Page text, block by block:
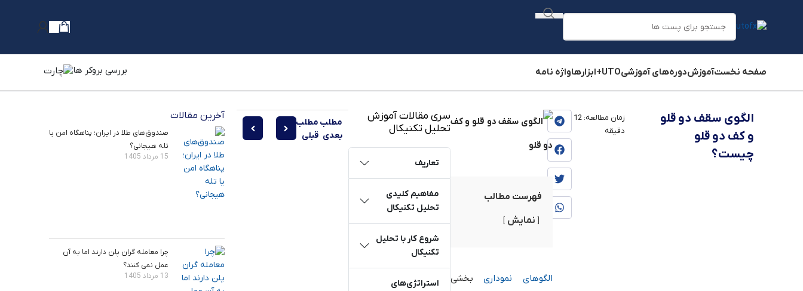
صفحه نخستآموزشدوره‌های آموزشیUTO+ ابزارهاواژه نامه بررسی بروکر ها
بلاگ »آموزش »آموزش تحلیل تکنیکال »آموزش تکنیکال کلاسیک
الگوی سقف دو قلو
و کف دو قلو
چیست؟
زمان مطالعه: 12
دقیقه
فهرست مطالب
نمایش
الگوهای نموداریبخشی
سری مقالات آموزش
تحلیل تکنیکال
تعاریف
مفاهیم کلیدی
تحلیل تکنیکال
شروع کار با تحلیل
تکنیکال
استراتژی‌های
مطلب
بعدی
مطلب
قبلی
گپ چیست و چگونه به وسیله آن معامله کنیم؟
الگوی کف و سقف سه‌ قلو چیست؟
آخرین مقالات
صندوق‌های طلا در ایران؛ پناهگاه امن یا
تله هیجانی؟
15 مرداد 1405
چرا معامله ‌گران پلن دارند اما به آن
عمل نمی ‌کنند؟
13 مرداد 1405